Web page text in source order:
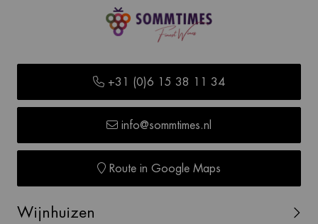
+31 (0)6 15 38 11 34
info@sommtimes.nl
Route in Google Maps
Wijnhuizen